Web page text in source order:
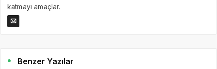
katmayı amaçlar.
Benzer Yazılar